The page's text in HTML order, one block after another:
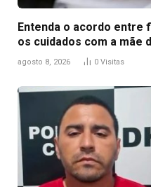
Entenda o acordo entre
os cuidados com a mãe
agosto 8, 2026 0 Visitas